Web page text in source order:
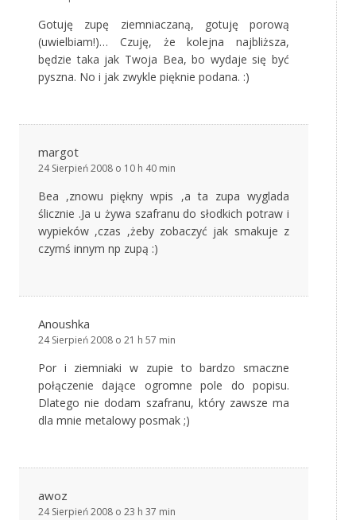
Gotuję zupę ziemniaczaną, gotuję porową
(uwielbiam!)… Czuję, że kolejna najbliższa,
będzie taka jak Twoja Bea, bo wydaje się być
pyszna. No i jak zwykle pięknie podana. :)
margot
24 Sierpień 2008 o 10 h 40 min
Bea ,znowu piękny wpis ,a ta zupa wyglada
ślicznie .Ja u żywa szafranu do słodkich potraw i
wypieków ,czas ,żeby zobaczyć jak smakuje z
czymś innym np zupą :)
Anoushka
24 Sierpień 2008 o 21 h 57 min
Por i ziemniaki w zupie to bardzo smaczne
połączenie dające ogromne pole do popisu.
Dlatego nie dodam szafranu, który zawsze ma
dla mnie metalowy posmak ;)
awoz
24 Sierpień 2008 o 23 h 37 min